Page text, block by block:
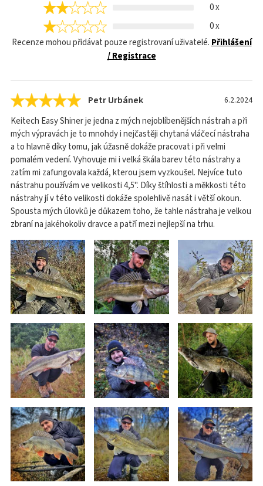
0 x
0 x
Recenze mohou přidávat pouze registrovaní uživatelé. Přihlášení
/ Registrace
Petr Urbánek 6.2.2024
Keitech Easy Shiner je jedna z mých nejoblíbenějších nástrah a při
mých výpravách je to mnohdy i nejčastěji chytaná vláčecí nástraha
a to hlavně díky tomu, jak úžasně dokáže pracovat i při velmi
pomalém vedení. Vyhovuje mi i velká škála barev této nástrahy a
zatím mi zafungovala každá, kterou jsem vyzkoušel. Nejvíce tuto
nástrahu používám ve velikosti 4,5". Díky štíhlosti a měkkosti této
nástrahy jí v této velikosti dokáže spolehlivě nasát i větší okoun.
Spousta mých úlovků je důkazem toho, že tahle nástraha je velkou
zbraní na jakéhokoliv dravce a patří mezi nejlepší na trhu.